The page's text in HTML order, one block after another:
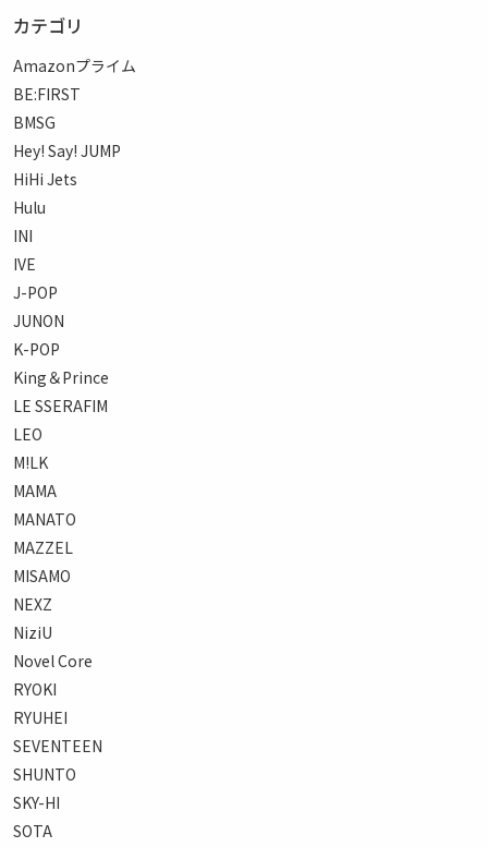
カテゴリ
Amazonプライム
BE:FIRST
BMSG
Hey! Say! JUMP
HiHi Jets
Hulu
INI
IVE
J-POP
JUNON
K-POP
King＆Prince
LE SSERAFIM
LEO
M!LK
MAMA
MANATO
MAZZEL
MISAMO
NEXZ
NiziU
Novel Core
RYOKI
RYUHEI
SEVENTEEN
SHUNTO
SKY-HI
SOTA